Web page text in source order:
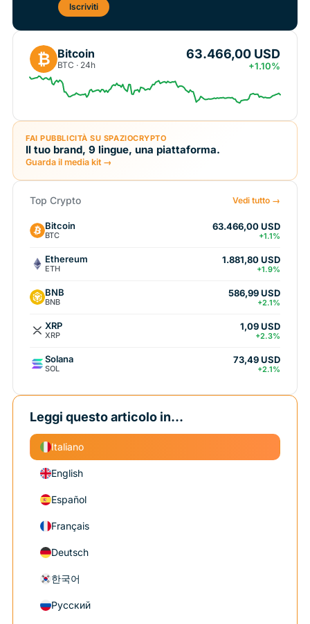
Iscriviti
₿ Bitcoin
BTC · 24h
63.466,00 USD
+1.10%
FAI PUBBLICITÀ SU SPAZIOCRYPTO
Il tuo brand, 9 lingue, una piattaforma.
Guarda il media kit →
Top Crypto Vedi tutto →
Bitcoin
BTC
63.466,00 USD
+1.1%
Ethereum
ETH
1.881,80 USD
+1.9%
BNB
BNB
586,99 USD
+2.1%
XRP
XRP
1,09 USD
+2.3%
Solana
SOL
73,49 USD
+2.1%
Leggi questo articolo in...
Italiano
English
Español
Français
Deutsch
한국어
Русский